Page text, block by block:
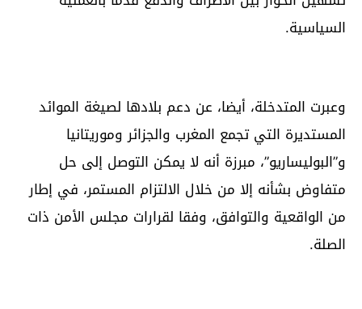
السياسية.
وعبرت المتدخلة، أيضا، عن دعم بلادها لصيغة الموائد
المستديرة التي تجمع المغرب والجزائر وموريتانيا
و”البوليساريو”، مبرزة أنه لا يمكن التوصل إلى حل
متفاوض بشأنه إلا من خلال الالتزام المستمر، في إطار
من الواقعية والتوافق، وفقا لقرارات مجلس الأمن ذات
الصلة.